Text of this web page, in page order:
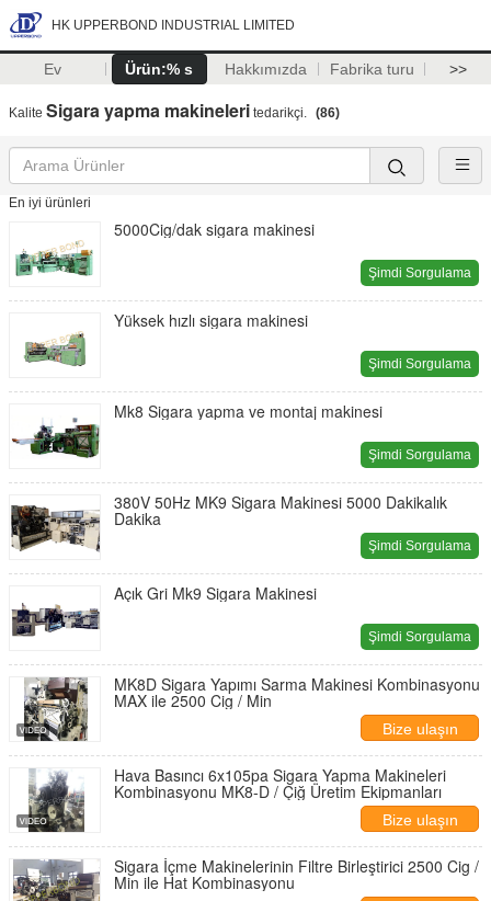
HK UPPERBOND INDUSTRIAL LIMITED
Ev Ürün:% s Hakkımızda Fabrika turu >>
Kalite Sigara yapma makineleri tedarikçi. (86)
En iyi ürünleri
5000Cig/dak sigara makinesi
Şimdi Sorgulama
Yüksek hızlı sigara makinesi
Şimdi Sorgulama
Mk8 Sigara yapma ve montaj makinesi
Şimdi Sorgulama
380V 50Hz MK9 Sigara Makinesi 5000 Dakikalık
Dakika
Şimdi Sorgulama
Açık Gri Mk9 Sigara Makinesi
Şimdi Sorgulama
MK8D Sigara Yapımı Sarma Makinesi Kombinasyonu
MAX ile 2500 Cig / Min
Bize ulaşın
Hava Basıncı 6x105pa Sigara Yapma Makineleri
Kombinasyonu MK8-D / Çiğ Üretim Ekipmanları
Bize ulaşın
Sigara İçme Makinelerinin Filtre Birleştirici 2500 Cig /
Min ile Hat Kombinasyonu